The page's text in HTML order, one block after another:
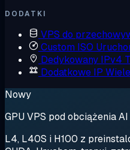
DODATKI
VPS do
Custom ISO
Dedykowany IPv4
Dodatkowe IP
Nowy
GPU VPS pod obciążenia AI
L4, L40S i H100 z